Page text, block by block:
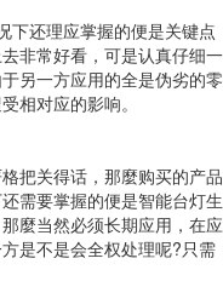
下还理应掌握的便是关键点
非常好看，可是认真仔细一
另一方应用的全是伪劣的零
相对应的影响。
把关得话，那麼购买的产品
需要掌握的便是智能台灯生
麼当然必须长期应用，在应
是不是会全权处理呢?只需